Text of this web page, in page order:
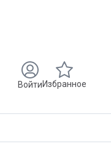
ВойтиИзбранное